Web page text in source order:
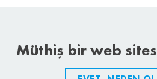
Müthiş bir web